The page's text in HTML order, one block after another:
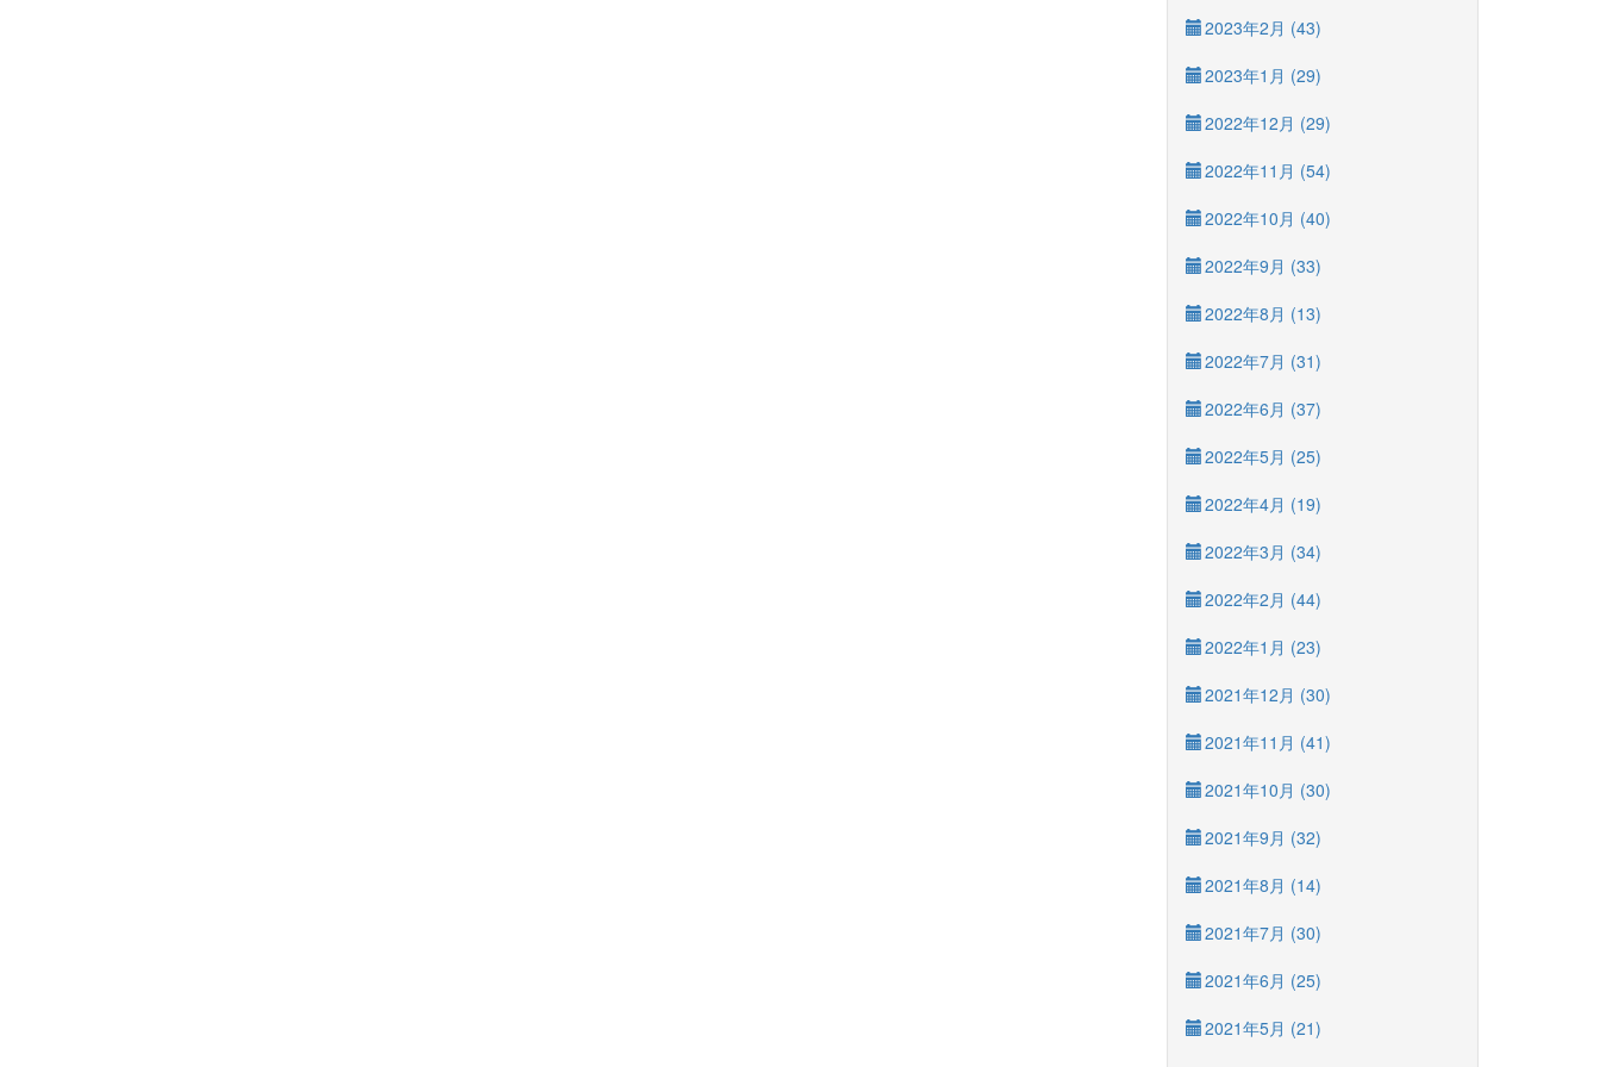
2023年2月 (43)
2023年1月 (29)
2022年12月 (29)
2022年11月 (54)
2022年10月 (40)
2022年9月 (33)
2022年8月 (13)
2022年7月 (31)
2022年6月 (37)
2022年5月 (25)
2022年4月 (19)
2022年3月 (34)
2022年2月 (44)
2022年1月 (23)
2021年12月 (30)
2021年11月 (41)
2021年10月 (30)
2021年9月 (32)
2021年8月 (14)
2021年7月 (30)
2021年6月 (25)
2021年5月 (21)